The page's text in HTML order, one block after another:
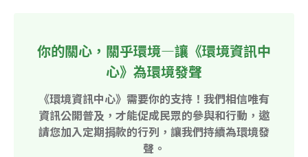
你的關心，關乎環境—讓《環境資訊中
心》為環境發聲
《環境資訊中心》需要你的支持！我們相信唯有
資訊公開普及，才能促成民眾的參與和行動，邀
請您加入定期捐款的行列，讓我們持續為環境發
聲。